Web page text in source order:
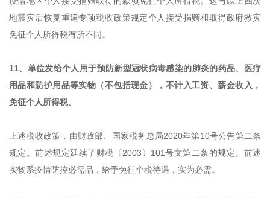
地震灾后恢复重建专项税收政策规定个人接受捐赠和取得政府救灾
免征个人所得税有所不同。
11、单位发给个人用于预防新型冠状病毒感染的肺炎的药品、医疗
用品和防护用品等实物（不包括现金），不计入工资、薪金收入，
免征个人所得税。
上述税收政策，由财政部、国家税务总局2020年第10号公告第二条
规定。前述规定延续了财税〔2003〕101号文第二条的规定。前述
实物系疫情防控必需品，给予免征个税待遇，实为必需。